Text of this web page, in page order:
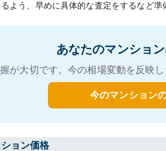
よう、早めに具体的な査定をするなど準
あなたのマンショ
が大切です。今の相場変動を反映
今のマンション
ョン価格